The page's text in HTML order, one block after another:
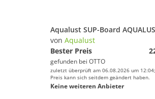
von Aqualust
Bester Preis
gefunden bei OTTO
zuletzt überprüft am 06.08.2026 um
Preis kann sich seitdem geändert haben.
Keine weiteren Anbieter